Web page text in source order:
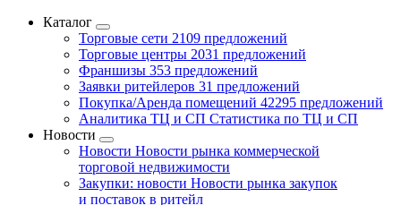
Каталог
Торговые сети 2109 предложений
Торговые центры 2031 предложений
Франшизы 353 предложений
Заявки ритейлеров 31 предложений
Покупка/Аренда помещений 42295 предложений
Аналитика ТЦ и СП Статистика по ТЦ и СП
Новости
Новости Новости рынка коммерческой
торговой недвижимости
Закупки: новости Новости рынка закупок
и поставок в ритейл